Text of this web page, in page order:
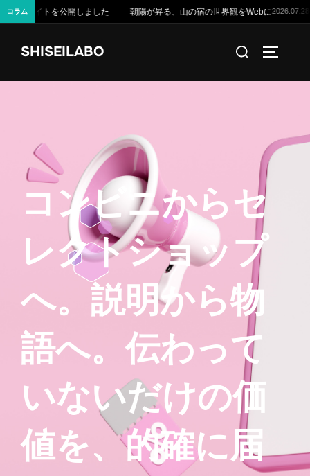
コラム
山の宿の世界観をWebに 2026.07.28データで読むD4Uのポテンシャル —— 生産年
SHISEILABO
検
対
コ ンビニからセ
レクトショップ
へ。 説明から物
語へ。伝わって
いないだけの価
値を、的確に届